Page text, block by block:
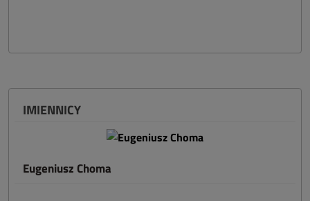
IMIENNICY
Eugeniusz Choma